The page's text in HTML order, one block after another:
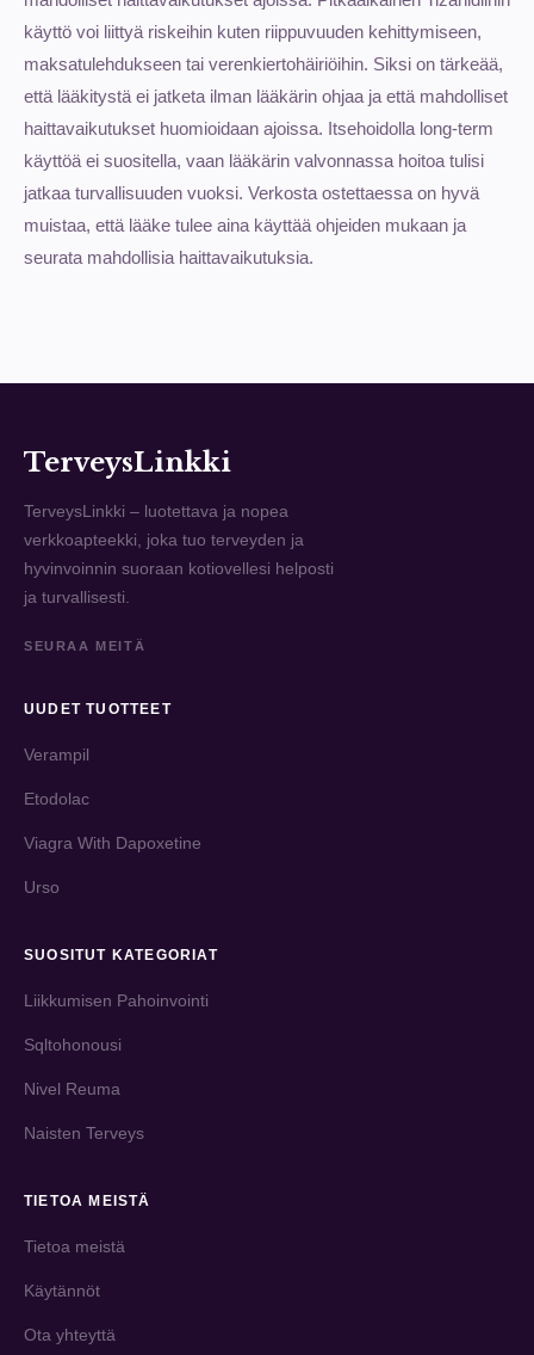
käyttö voi liittyä riskeihin kuten riippuvuuden kehittymiseen,
maksatulehdukseen tai verenkiertohäiriöihin. Siksi on tärkeää,
että lääkitystä ei jatketa ilman lääkärin ohjaa ja että mahdolliset
haittavaikutukset huomioidaan ajoissa. Itsehoidolla long-term
käyttöä ei suositella, vaan lääkärin valvonnassa hoitoa tulisi
jatkaa turvallisuuden vuoksi. Verkosta ostettaessa on hyvä
muistaa, että lääke tulee aina käyttää ohjeiden mukaan ja
seurata mahdollisia haittavaikutuksia.
TerveysLinkki
TerveysLinkki – luotettava ja nopea
verkkoapteekki, joka tuo terveyden ja
hyvinvoinnin suoraan kotiovellesi helposti
ja turvallisesti.
SEURAA MEITÄ
UUDET TUOTTEET
Verampil
Etodolac
Viagra With Dapoxetine
Urso
SUOSITUT KATEGORIAT
Liikkumisen Pahoinvointi
Sqltohonousi
Nivel Reuma
Naisten Terveys
TIETOA MEISTÄ
Tietoa meistä
Käytännöt
Ota yhteyttä